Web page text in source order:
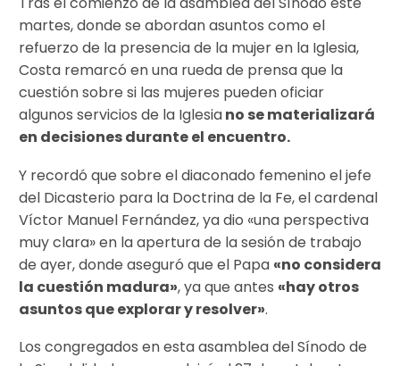
martes, donde se abordan asuntos como el
refuerzo de la presencia de la mujer en la Iglesia,
Costa remarcó en una rueda de prensa que la
cuestión sobre si las mujeres pueden oficiar
algunos servicios de la Iglesiano se materializará
en decisiones durante el encuentro.
Y recordó que sobre el diaconado femenino el jefe
del Dicasterio para la Doctrina de la Fe, el cardenal
Víctor Manuel Fernández, ya dio «una perspectiva
muy clara» en la apertura de la sesión de trabajo
de ayer, donde aseguró que el Papa «no considera
la cuestión madura», ya que antes «hay otros
asuntos que explorar y resolver».
Los congregados en esta asamblea del Sínodo de